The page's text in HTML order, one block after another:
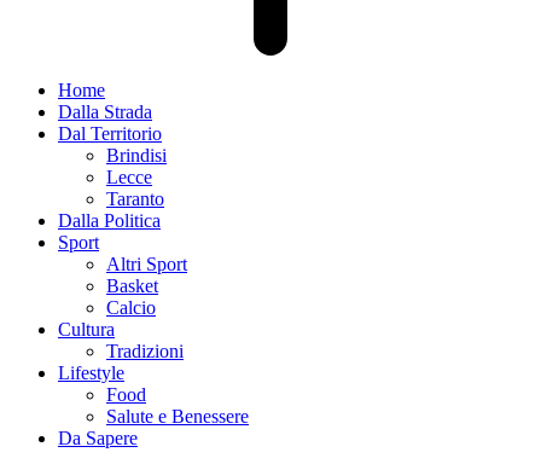
Home
Dalla Strada
Dal Territorio
Brindisi
Lecce
Taranto
Dalla Politica
Sport
Altri Sport
Basket
Calcio
Cultura
Tradizioni
Lifestyle
Food
Salute e Benessere
Da Sapere